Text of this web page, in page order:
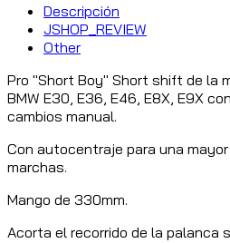
Descripción
JSHOP_REVIEW
Other
Pro "Short Boy" Short shift de la
BMW E30, E36, E46, E8X, E9X
cambios manual.
Con autocentraje para una
marchas.
Mango de 330mm.
Acorta el recorrido de la palanca